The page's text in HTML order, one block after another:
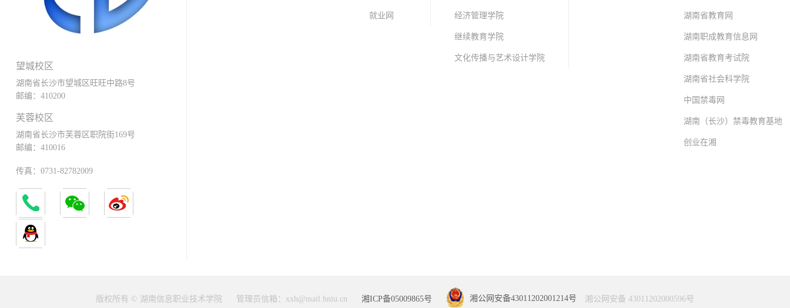
望城校区
湖南省长沙市望城区旺旺中路8号
邮编：410200
芙蓉校区
湖南省长沙市芙蓉区职院街169号
邮编：410016
传真：0731-82782009
就业网 经济管理学院
继续教育学院
文化传播与艺术设计学院
湖南省教育网
湖南职成教育信息网
湖南省教育考试院
湖南省社会科学院
中国禁毒网
湖南（长沙）禁毒教育基地
创业在湘
版权所有 © 湖南信息职业技术学院 管理员信箱：xxh@mail.hniu.cn 湘ICP备05009865号 湘公网安备43011202001214号 湘公网安备 43011202000596号